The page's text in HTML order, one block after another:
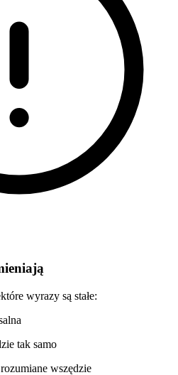
wyrazy są stałe:
tak samo
wszędzie